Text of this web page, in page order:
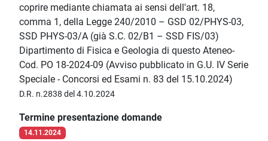
coprire mediante chiamata ai sensi dell'art. 18,
comma 1, della Legge 240/2010 – GSD 02/PHYS-03,
SSD PHYS-03/A (già S.C. 02/B1 – SSD FIS/03)
Dipartimento di Fisica e Geologia di questo Ateneo-
Cod. PO 18-2024-09 (Avviso pubblicato in G.U. IV Serie
Speciale - Concorsi ed Esami n. 83 del 15.10.2024)
D.R. n.2838 del 4.10.2024
Termine presentazione domande
14.11.2024